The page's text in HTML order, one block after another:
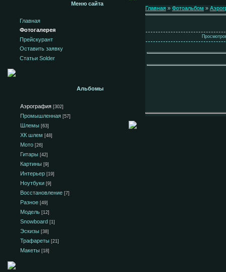
Меню сайта
Главная
Фотогалерея
Прейскурант
Оставить заявку
Статьи Solder
Альбомы
Аэрография [302]
Промышленная [57]
Шлемы [63]
ХК шлем [48]
Мото [26]
Гитары [42]
Картины [9]
Интерьер [19]
Ноутбуки [9]
Восстановление [7]
Разное [49]
Модель [12]
Snowboard [1]
Эскизы [38]
Трафареты [21]
Макеты [18]
Главная » Фотоальбом »